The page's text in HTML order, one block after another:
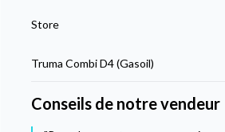
Store
Truma Combi D4 (Gasoil)
Conseils de notre vendeur